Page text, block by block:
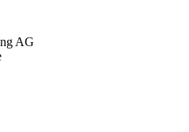
AG